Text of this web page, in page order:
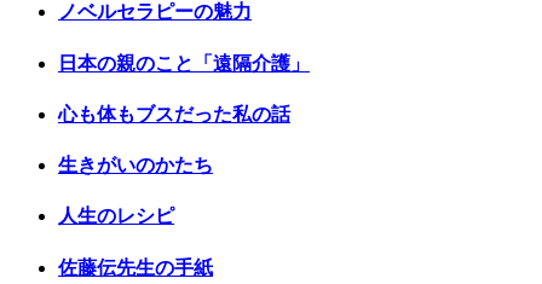
ノベルセラピーの魅力
日本の親のこと「遠隔介護」
心も体もブスだった私の話
生きがいのかたち
人生のレシピ
佐藤伝先生の手紙